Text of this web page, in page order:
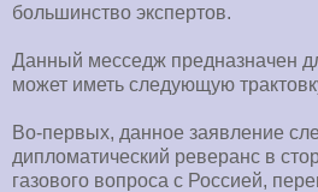
большинство экспертов.
Данный месседж предназначен
может иметь следующую
Во-первых, данное заявление
дипломатический реверанс в
газового вопроса с Россией,